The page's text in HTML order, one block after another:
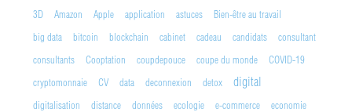
3D Amazon Apple application astuces
Bien-être au travail
big data
bitcoin blockchain cabinet cadeau candidats
consultant
consultants
Cooptation coupdepouce coupe du monde
COVID-19
cryptomonnaie
CV data deconnexion detox digital
digitalisation distance données ecologie e-commerce economie